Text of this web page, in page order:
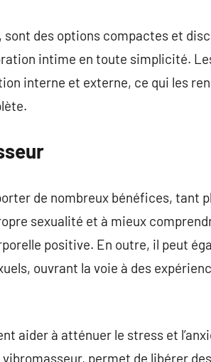
des options compactes et
intime en toute simplicité.
interne et externe, ce qui les
de nombreux bénéfices, tant
sexualité et à mieux
positive. En outre, il peut
ouvrant la voie à des
aider à atténuer le stress et
permet de libérer